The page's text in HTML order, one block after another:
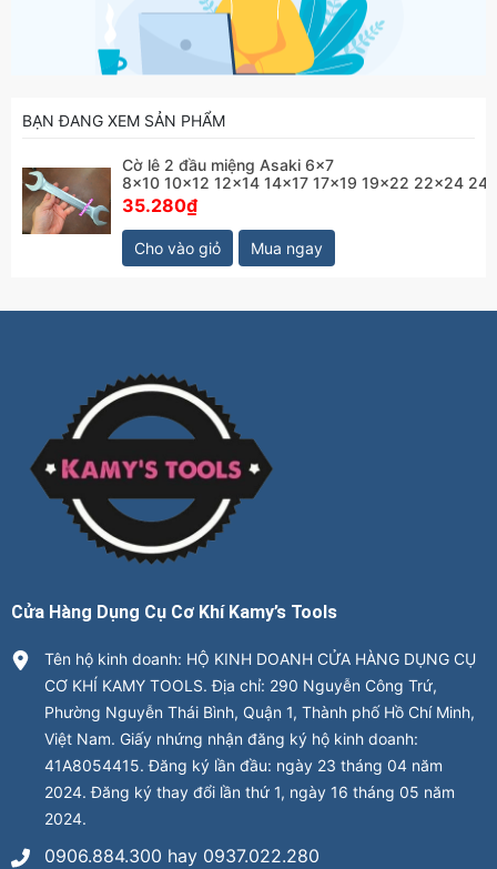
BẠN ĐANG XEM SẢN PHẨM
Cờ lê 2 đầu miệng Asaki 6x7
8x10 10x12 12x14 14x17 17x19 19x22 22x24
35.280₫
Cho vào giỏ Mua ngay
Cửa Hàng Dụng Cụ Cơ Khí Kamy’s Tools
Tên hộ kinh doanh: HỘ KINH DOANH CỬA HÀNG DỤNG CỤ
CƠ KHÍ KAMY TOOLS. Địa chỉ: 290 Nguyễn Công Trứ,
Phường Nguyễn Thái Bình, Quận 1, Thành phố Hồ Chí Minh,
Việt Nam. Giấy nhứng nhận đăng ký hộ kinh doanh:
41A8054415. Đăng ký lần đầu: ngày 23 tháng 04 năm
2024. Đăng ký thay đổi lần thứ 1, ngày 16 tháng 05 năm
2024.
0906.884.300 hay 0937.022.280